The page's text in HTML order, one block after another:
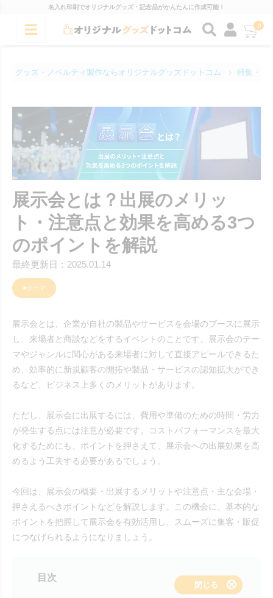
名入れ印刷でオリジナルグッズ・記念品がかんたんに作成可能！
0
グッズ・ノベルティ製作ならオリジナルグッズドットコム 特集・コ
展示会とは？出展のメリッ
ト・注意点と効果を高める3つ
のポイントを解説
最終更新日：2025.01.14
#テーマ
展示会とは、企業が自社の製品やサービスを会場のブースに展示
し、来場者と商談などをするイベントのことです。展示会のテー
マやジャンルに関心がある来場者に対して直接アピールできるた
め、効率的に新規顧客の開拓や製品・サービスの認知拡大ができ
るなど、ビジネス上多くのメリットがあります。
ただし、展示会に出展するには、費用や準備のための時間・労力
が発生する点には注意が必要です。コストパフォーマンスを最大
化するためにも、ポイントを押さえて、展示会への出展効果を高
めるよう工夫する必要があるでしょう。
今回は、展示会の概要・出展するメリットや注意点・主な会場・
押さえるべきポイントなどを解説します。この機会に、基本的な
ポイントを把握して展示会を有効活用し、スムーズに集客・販促
につなげられるようになりましょう。
目次
表示する
閉じる